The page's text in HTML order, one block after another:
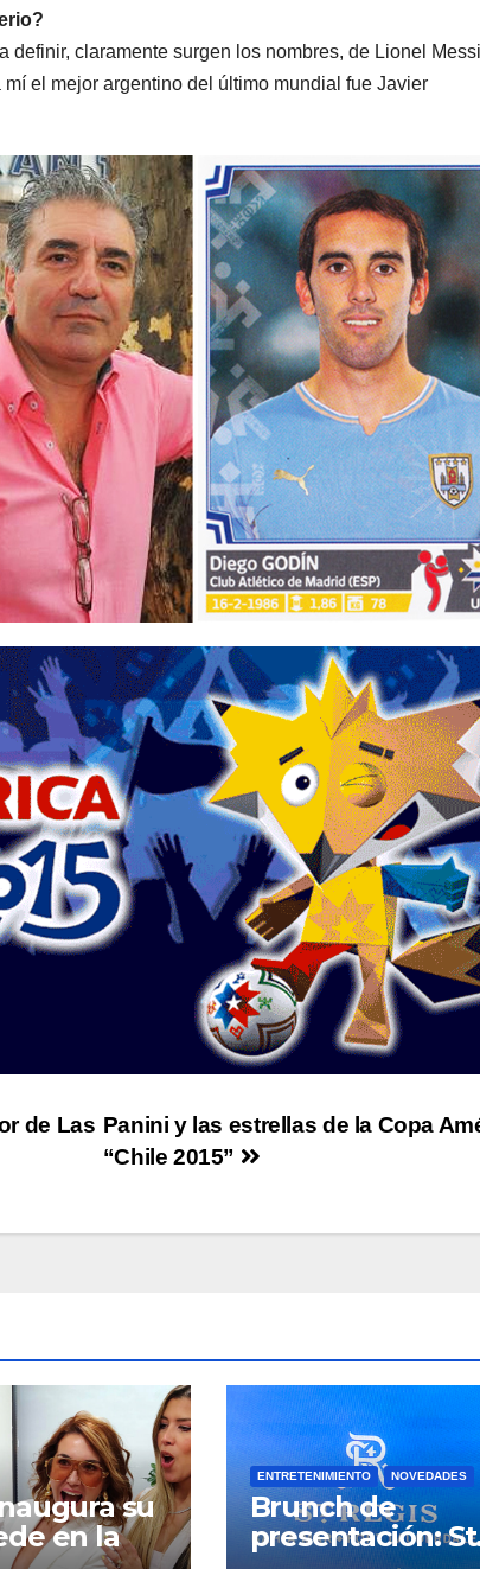
claramente surgen los nombres, de Lionel
el mejor argentino del último mundial fue Javier
Panini y las estrellas de la Copa
“Chile 2015”
de Las
su
en la
ENTRETENIMIENTO NOVEDADES
Brunch de
presentación: